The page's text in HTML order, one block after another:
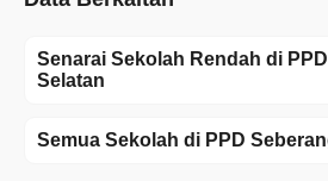
Senarai Sekolah Rendah di
Selatan
Semua Sekolah di PPD